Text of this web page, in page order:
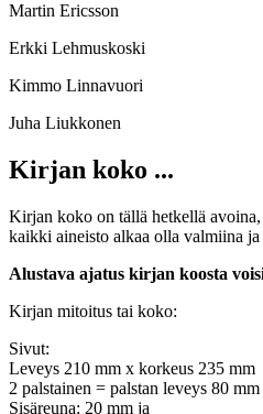
Martin Ericsson
Erkki Lehmuskoski
Kimmo Linnavuori
Juha Liukkonen
Kirjan koko ...
Kirjan koko on tällä hetkellä avoina,
kaikki aineisto alkaa olla valmiina ja
Alustava ajatus kirjan koosta
Kirjan mitoitus tai koko:
Sivut:
Leveys 210 mm x korkeus 235 mm
2 palstainen = palstan leveys 80
Sisäreuna: 20 mm ja